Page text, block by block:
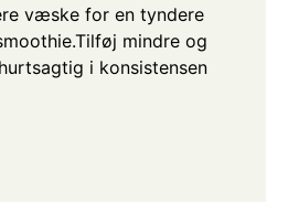
væske for en tyndere
Tilføj mindre og
i konsistensen